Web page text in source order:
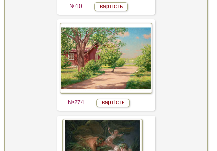
№10 вартість
№274 вартість